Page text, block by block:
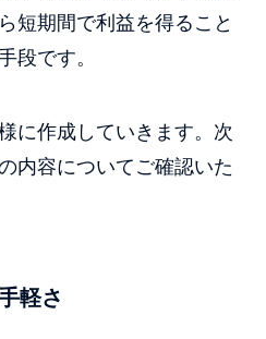
短期間で利益を得ること
段です。
に作成していきます。次
内容についてご確認いた
軽さ